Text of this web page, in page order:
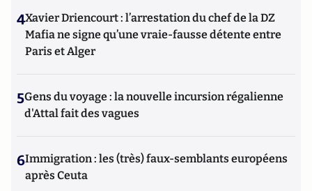
4Xavier Driencourt : l’arrestation du chef de la DZ
Mafia ne signe qu’une vraie-fausse détente entre
Paris et Alger
5Gens du voyage : la nouvelle incursion régalienne
d'Attal fait des vagues
6Immigration : les (très) faux-semblants européens
après Ceuta